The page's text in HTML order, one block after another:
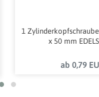
1
x 50 mm
ab 0,79